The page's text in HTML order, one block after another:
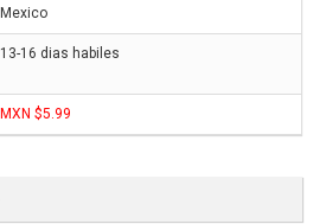
Mexico
13-16 dias habiles
MXN $5.99